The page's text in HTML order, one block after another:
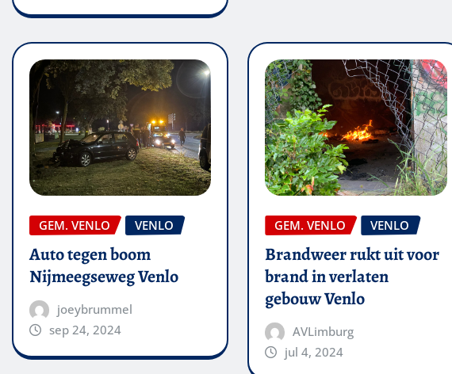
GEM. VENLO VENLO
Auto tegen boom
Nijmeegseweg Venlo
joeybrummel
sep 24, 2024
GEM. VENLO VENLO
Brandweer rukt uit voor
brand in verlaten
gebouw Venlo
AVLimburg
jul 4, 2024